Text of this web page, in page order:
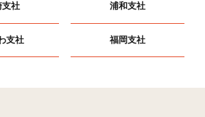
支社 浦和支社
支社 福岡支社